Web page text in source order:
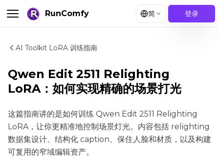
RunComfy 简 登录
AI Toolkit LoRA 训练指南
Qwen Edit 2511 Relighting
LoRA：如何实现精确的场景打光
这篇指南讲的是如何训练 Qwen Edit 2511 Relighting
LoRA，让你更精准地控制场景灯光。内容包括 relighting
数据集设计、结构化 caption、保住人脸和材质，以及构建
可复用的窄域编辑资产。